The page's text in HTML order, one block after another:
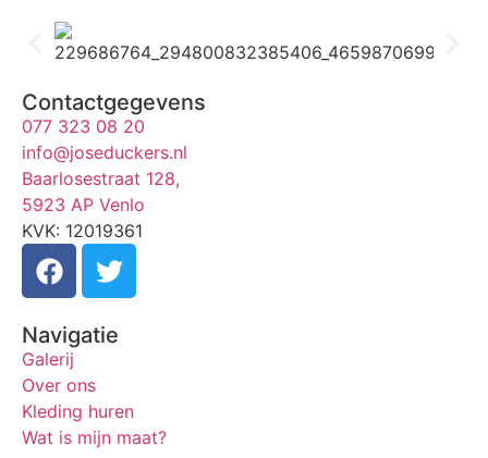
Contactgegevens
077 323 08 20
info@joseduckers.nl
Baarlosestraat 128,
5923 AP Venlo
KVK: 12019361
Navigatie
Galerij
Over ons
Kleding huren
Wat is mijn maat?